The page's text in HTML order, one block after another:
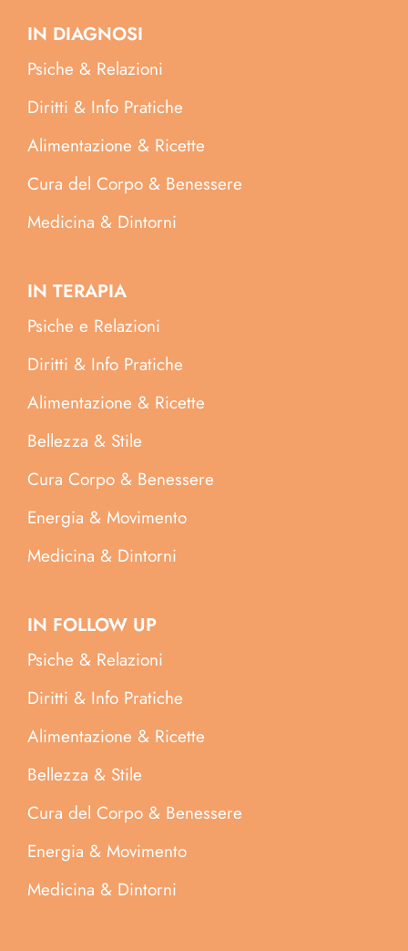
IN DIAGNOSI
Psiche & Relazioni
Diritti & Info Pratiche
Alimentazione & Ricette
Cura del Corpo & Benessere
Medicina & Dintorni
IN TERAPIA
Psiche e Relazioni
Diritti & Info Pratiche
Alimentazione & Ricette
Bellezza & Stile
Cura Corpo & Benessere
Energia & Movimento
Medicina & Dintorni
IN FOLLOW UP
Psiche & Relazioni
Diritti & Info Pratiche
Alimentazione & Ricette
Bellezza & Stile
Cura del Corpo & Benessere
Energia & Movimento
Medicina & Dintorni